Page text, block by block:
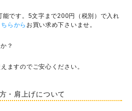
能です。5文字まで200円（税別）で入れ
ちらから お買い求め下さいませ。
？
ますのでご安心ください。
・肩上げについて